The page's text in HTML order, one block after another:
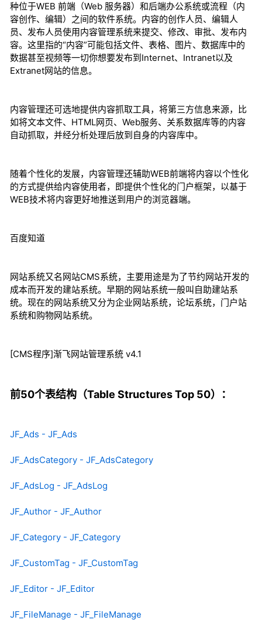
种位于WEB 前端（Web 服务器）和后端办公系统或流程（内
容创作、编辑）之间的软件系统。内容的创作人员、编辑人
员、发布人员使用内容管理系统来提交、修改、审批、发布内
容。这里指的“内容”可能包括文件、表格、图片、数据库中的
数据甚至视频等一切你想要发布到Internet、Intranet以及
Extranet网站的信息。
内容管理还可选地提供内容抓取工具，将第三方信息来源，比
如将文本文件、HTML网页、Web服务、关系数据库等的内容
自动抓取，并经分析处理后放到自身的内容库中。
随着个性化的发展，内容管理还辅助WEB前端将内容以个性化
的方式提供给内容使用者，即提供个性化的门户框架，以基于
WEB技术将内容更好地推送到用户的浏览器端。
百度知道
网站系统又名网站CMS系统，主要用途是为了节约网站开发的
成本而开发的建站系统。早期的网站系统一般叫自助建站系
统。现在的网站系统又分为企业网站系统，论坛系统，门户站
系统和购物网站系统。
[CMS程序]渐飞网站管理系统 v4.1
前50个表结构（Table Structures Top 50）：
JF_Ads - JF_Ads
JF_AdsCategory - JF_AdsCategory
JF_AdsLog - JF_AdsLog
JF_Author - JF_Author
JF_Category - JF_Category
JF_CustomTag - JF_CustomTag
JF_Editor - JF_Editor
JF_FileManage - JF_FileManage